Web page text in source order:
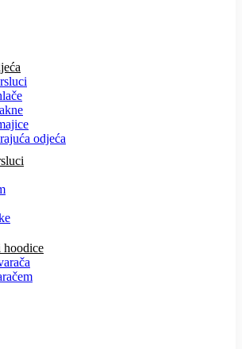
odjeća
hoodice